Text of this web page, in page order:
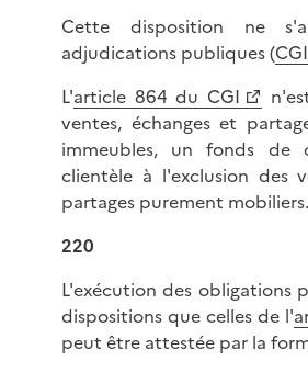
Cette disposition ne
adjudications publiques (
L'article 864 du CGI
ventes, échanges et
immeubles, un fonds de
clientèle à l'exclusion des
partages purement mobiliers.
220
L'exécution des obligations
dispositions que celles de l'
peut être attestée par la